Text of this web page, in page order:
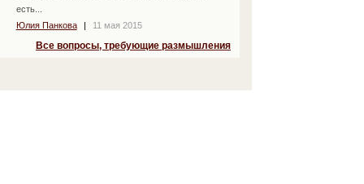
есть...
Юлия Панкова
11 мая 2015
Все вопросы, требующие размышления